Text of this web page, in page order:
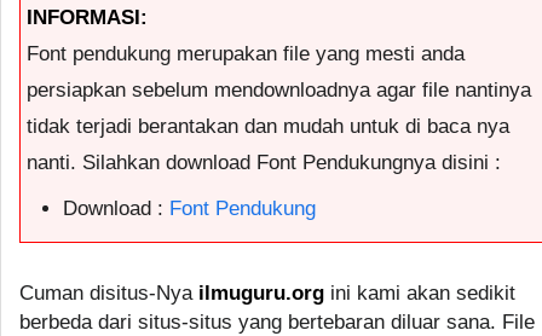
INFORMASI:
Font pendukung merupakan file yang mesti anda
persiapkan sebelum mendownloadnya agar file nantinya
tidak terjadi berantakan dan mudah untuk di baca nya
nanti. Silahkan download Font Pendukungnya disini :
Download : Font Pendukung
Cuman disitus-Nya ilmuguru.org ini kami akan sedikit
berbeda dari situs-situs yang bertebaran diluar sana. File